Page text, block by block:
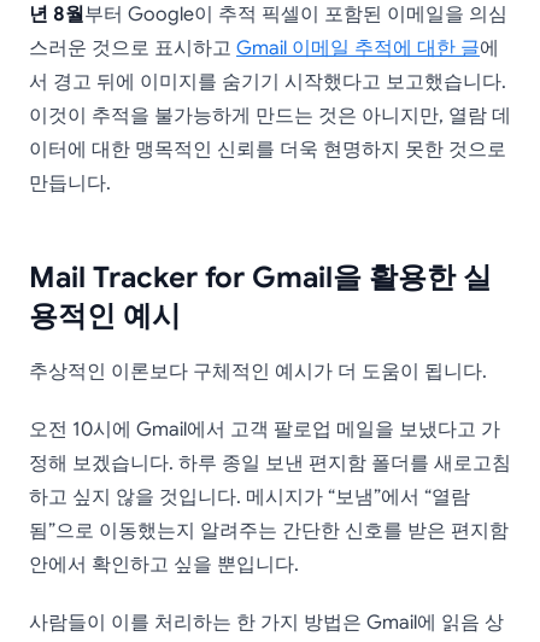
년 8월부터 Google이 추적 픽셀이 포함된 이메일을 의심
스러운 것으로 표시하고 Gmail 이메일 추적에 대한 글에
서 경고 뒤에 이미지를 숨기기 시작했다고 보고했습니다.
이것이 추적을 불가능하게 만드는 것은 아니지만, 열람 데
이터에 대한 맹목적인 신뢰를 더욱 현명하지 못한 것으로
만듭니다.
Mail Tracker for Gmail을 활용한 실
용적인 예시
추상적인 이론보다 구체적인 예시가 더 도움이 됩니다.
오전 10시에 Gmail에서 고객 팔로업 메일을 보냈다고 가
정해 보겠습니다. 하루 종일 보낸 편지함 폴더를 새로고침
하고 싶지 않을 것입니다. 메시지가 “보냄”에서 “열람
됨”으로 이동했는지 알려주는 간단한 신호를 받은 편지함
안에서 확인하고 싶을 뿐입니다.
사람들이 이를 처리하는 한 가지 방법은 Gmail에 읽음 상